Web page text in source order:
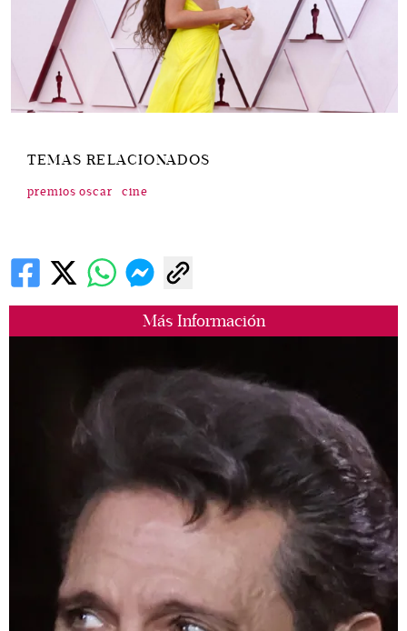
Más Información
TEMAS RELACIONADOS
premios oscar cine